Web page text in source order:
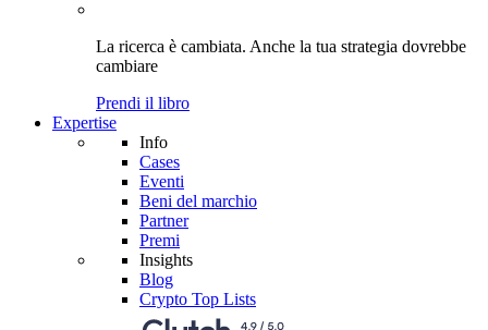
La ricerca è cambiata. Anche la tua strategia dovrebbe
cambiare
Prendi il libro
Expertise
Info
Cases
Eventi
Beni del marchio
Partner
Premi
Insights
Blog
Crypto Top Lists